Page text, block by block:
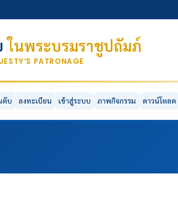
ในพระบรมราชูปถัมภ์
PATRONAGE
ดับ ลงทะเบียน เข้าสู่ระบบ ภาพกิจกรรม ดาวน์โหลด